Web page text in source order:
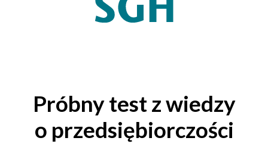
Próbny test z wiedzy
o przedsiębiorczości